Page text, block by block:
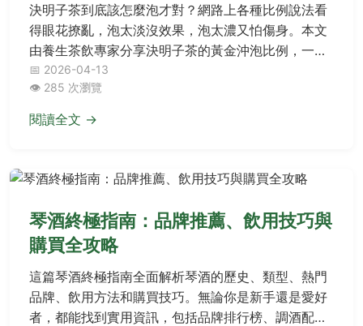
決明子茶到底該怎麼泡才對？網路上各種比例說法看
得眼花撩亂，泡太淡沒效果，泡太濃又怕傷身。本文
由養生茶飲專家分享決明子茶的黃金沖泡比例，一次
搞懂不同體質與目的的完美配方，並破解常見迷思，
讓你安心享受決明子帶來的好處。
📅 2026-04-13
👁️ 285 次瀏覽
閱讀全文 →
琴酒終極指南：品牌推薦、飲用技巧與
購買全攻略
這篇琴酒終極指南全面解析琴酒的歷史、類型、熱門
品牌、飲用方法和購買技巧。無論你是新手還是愛好
者，都能找到實用資訊，包括品牌排行榜、調酒配方